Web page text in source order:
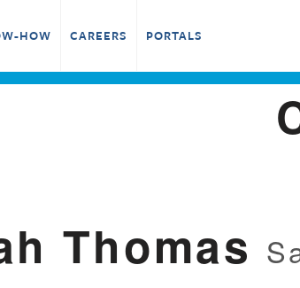
HOW CAREERS PORTALS
Thomas